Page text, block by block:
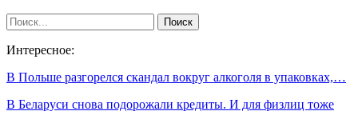
Интересное:
В Польше разгорелся скандал вокруг алкоголя в упаковках,…
В Беларуси снова подорожали кредиты. И для физлиц тоже